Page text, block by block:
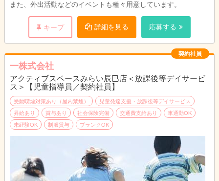
また、外出活動などのイベントも種々用意しています。
キープ 詳細を見る 応募する
契約社員
一株式会社
アクティブスペースみらい辰巳店＜放課後等デイサービ
ス＞【児童指導員／契約社員】
受動喫煙対策あり（屋内禁煙）
児童発達支援・放課後等デイサービス
昇給あり
賞与あり 社会保険完備 交通費支給あり
車通勤OK
未経験OK
制服貸与 ブランクOK